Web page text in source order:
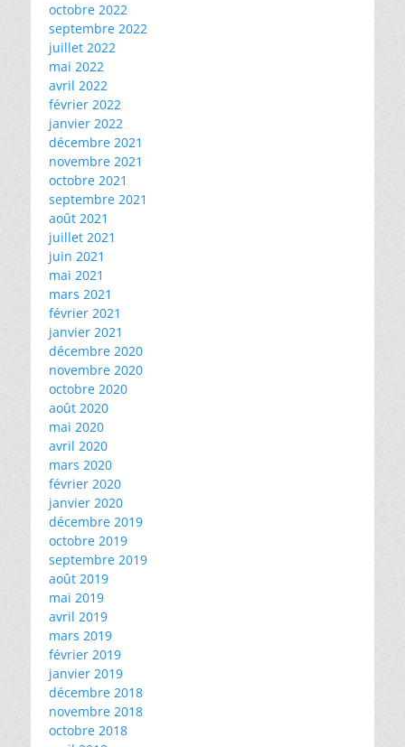
octobre 2022
septembre 2022
juillet 2022
mai 2022
avril 2022
février 2022
janvier 2022
décembre 2021
novembre 2021
octobre 2021
septembre 2021
août 2021
juillet 2021
juin 2021
mai 2021
mars 2021
février 2021
janvier 2021
décembre 2020
novembre 2020
octobre 2020
août 2020
mai 2020
avril 2020
mars 2020
février 2020
janvier 2020
décembre 2019
octobre 2019
septembre 2019
août 2019
mai 2019
avril 2019
mars 2019
février 2019
janvier 2019
décembre 2018
novembre 2018
octobre 2018